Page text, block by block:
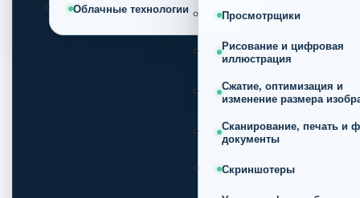
Облачные технологии
Просмотрщики
Рисование и цифровая
иллюстрация
Сжатие, оптимизация и
изменение размера
Сканирование, печать и
документы
Скриншотеры